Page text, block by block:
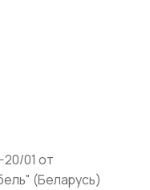
01 от
(Беларусь)